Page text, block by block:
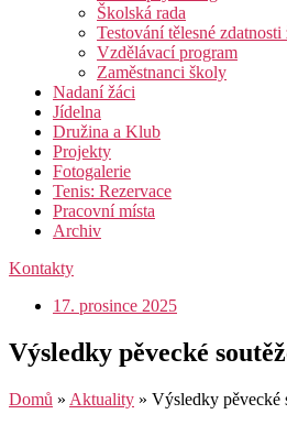
Školská rada
Testování tělesné zdatnosti
Vzdělávací program
Zaměstnanci školy
Nadaní žáci
Jídelna
Družina a Klub
Projekty
Fotogalerie
Tenis: Rezervace
Pracovní místa
Archiv
Kontakty
17. prosince 2025
Výsledky pěvecké
Domů » Aktuality » Výsledky pěvecké